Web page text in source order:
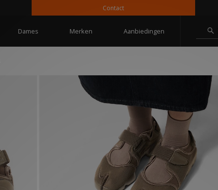
Contact
Dames Merken Aanbiedingen